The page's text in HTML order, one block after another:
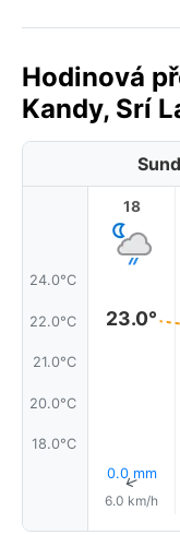
Hodinová
Kandy, Srí
24.0°C
22.0°C
21.0°C
20.0°C
18.0°C
18
23.0°
0.0 mm
↑
6.0 km/h